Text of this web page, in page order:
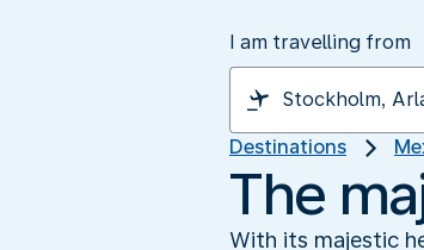
I am travelling from
Destinations
The
With its majestic